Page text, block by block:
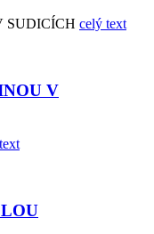
SUDICÍCH celý text
V